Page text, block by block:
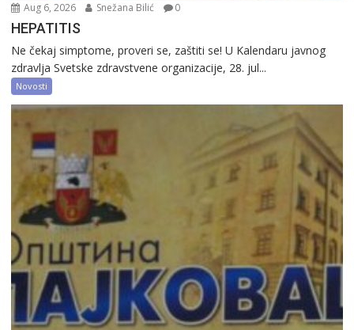
Aug 6, 2026 Snežana Bilić 0
HEPATITIS
Ne čekaj simptome, proveri se, zaštiti se! U Kalendaru javnog
zdravlja Svetske zdravstvene organizacije, 28. jul...
Novosti